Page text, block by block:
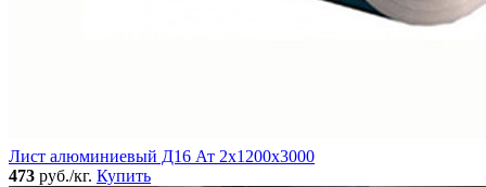
Лист алюминиевый Д16 Ат 2х1200х3000
473 руб./кг. Купить